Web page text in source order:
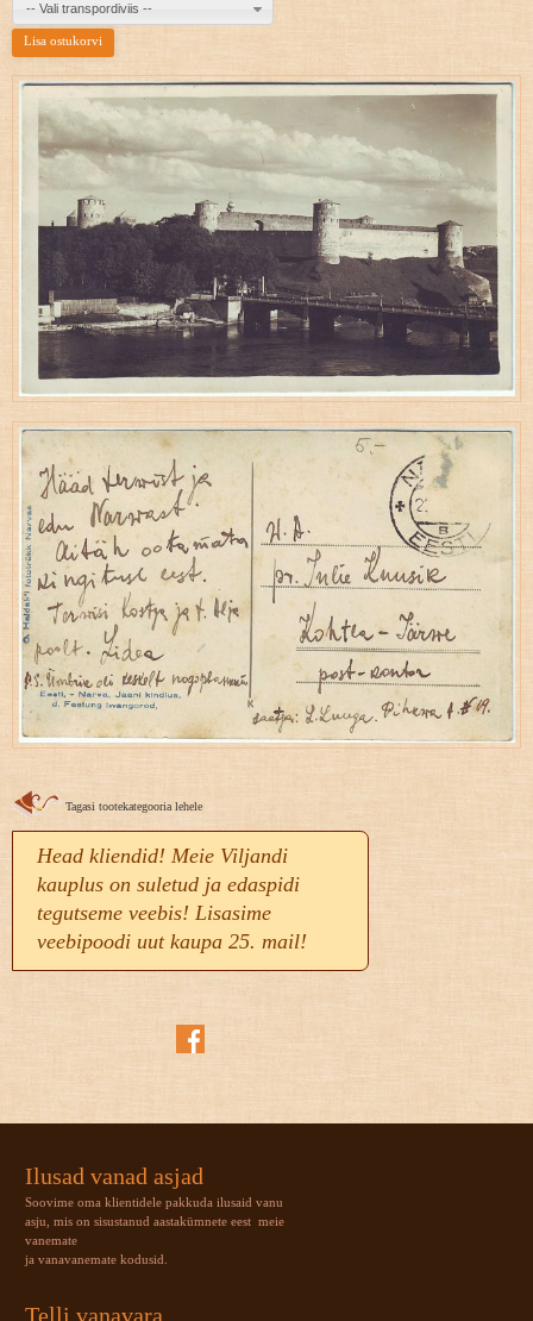
-- Vali transpordiviis --
Tagasi tootekategooria lehele
Head kliendid! Meie Viljandi
kauplus on suletud ja edaspidi
tegutseme veebis! Lisasime
veebipoodi uut kaupa 25. mail!
Ilusad vanad asjad
Soovime oma klientidele pakkuda ilusaid vanu
asju, mis on sisustanud aastakümnete eest meie
vanemate
ja vanavanemate kodusid.
Telli vanavara